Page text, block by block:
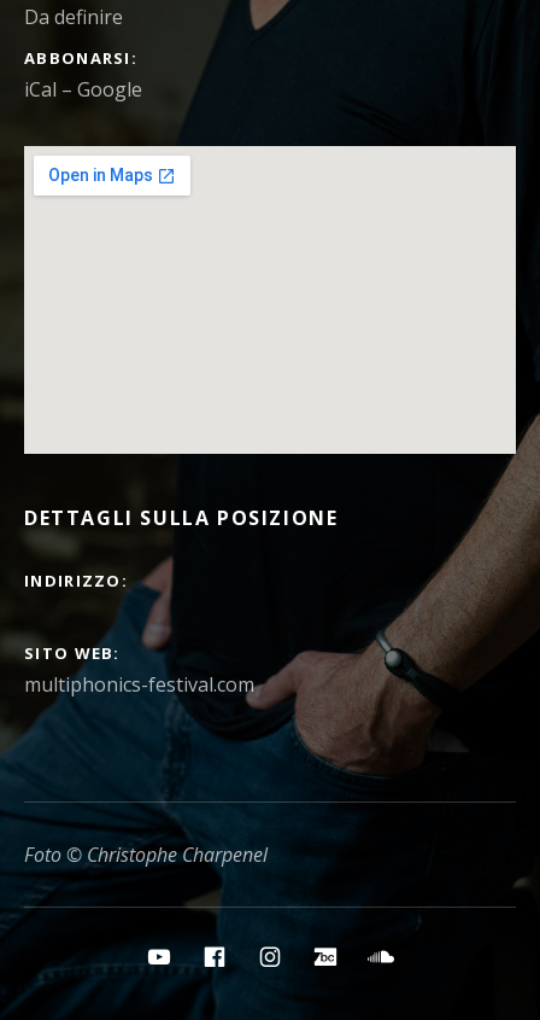
Da definire
ABBONARSI
iCal Google
DETTAGLI SULLA POSIZIONE
INDIRIZZO
SITO WEB
multiphonics-festival.com
Foto © Christophe Charpenel
Pulsanti per i social media
YouTubeFacebookInstagramBandcamp
Soundcloud